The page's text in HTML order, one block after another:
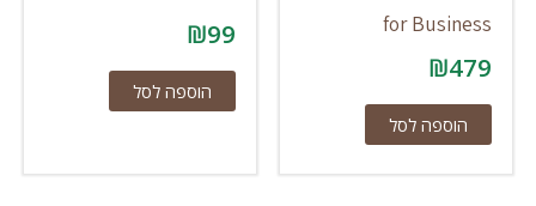
for Business
₪479
הוספה לסל
₪99
הוספה לסל